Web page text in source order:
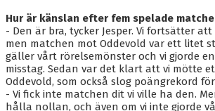
Hur är känslan efter fem spelade
- Den är bra, tycker Jesper. Vi fortsätter
men matchen mot Oddevold var ett litet
gäller vårt rörelsemönster och vi gjorde
misstag. Sedan var det klart att vi mötte
Oddevold, som också slog poängrekord
- Vi fick inte matchen dit vi ville ha den.
hålla nollan, och även om vi inte gjorde